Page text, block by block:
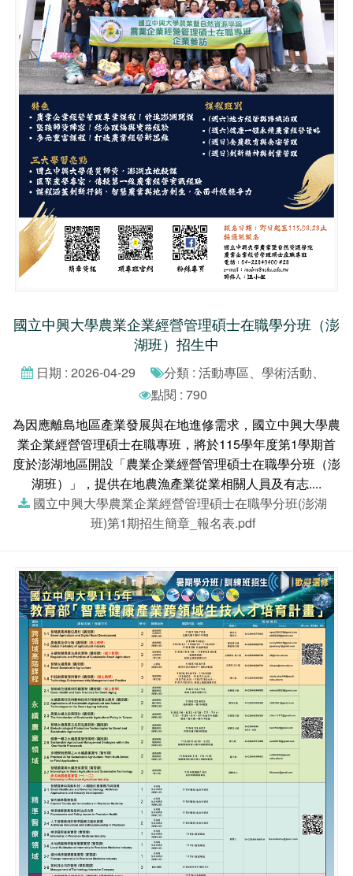
國立中興大學農業企業經營管理碩士在職學分班（澎
湖班）招生中
日期 : 2026-04-29
分類 : 活動專區、學術活動、
點閱 : 790
為因應離島地區產業發展與在地進修需求，國立中興大學農
業企業經營管理碩士在職專班，將於115學年度第1學期首
度於澎湖地區開設「農業企業經營管理碩士在職學分班（澎
湖班）」，提供在地農漁產業從業相關人員及有志....
國立中興大學農業企業經營管理碩士在職學分班(澎湖
班)第1期招生簡章_報名表.pdf